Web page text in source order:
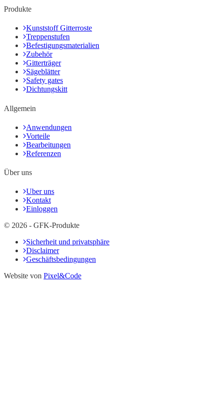
Produkte
Kunststoff Gitterroste
Treppenstufen
Befestigungsmaterialien
Zubehör
Gitterträger
Sägeblätter
Safety gates
Dichtungskitt
Allgemein
Anwendungen
Vorteile
Bearbeitungen
Referenzen
Über uns
Uber uns
Kontakt
Einloggen
© 2026 - GFK-Produkte
Sicherheit und privatsphäre
Disclaimer
Geschäftsbedingungen
Website von Pixel&Code